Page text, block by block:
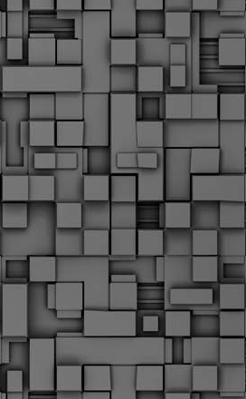
σχετικό
το παρουσιάζει σε
διαπιστώσετε ότι
να στέλνετε το
ώστε να το
δημοτικοί
στο δήμο
18 Μαρτίου
ισχυρό σώμα η
πολίτη. Είχα την
τους.
αφίξεις των
στους
Πλήρες